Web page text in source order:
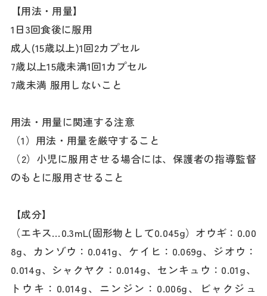
【用法・用量】
1日3回食後に服用
成人(15歳以上)1回2カプセル
7歳以上15歳未満1回1カプセル
7歳未満 服用しないこと
用法・用量に関連する注意
（1）用法・用量を厳守すること
（2）小児に服用させる場合には、保護者の指導監督
のもとに服用させること
【成分】
（エキス…0.3mL(固形物として0.045g）オウギ：0.00
8g、カンゾウ：0.041g、ケイヒ：0.069g、ジオウ：
0.014g、シャクヤク：0.014g、センキュウ：0.01g、
トウキ：0.014g、ニンジン：0.006g、ビャクジュ